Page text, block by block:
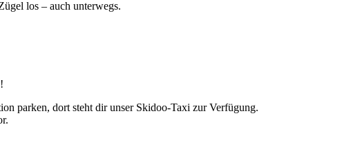
los – auch unterwegs.
parken, dort steht dir unser Skidoo-Taxi zur Verfügung.